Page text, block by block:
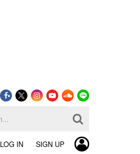
LOG IN SIGN UP